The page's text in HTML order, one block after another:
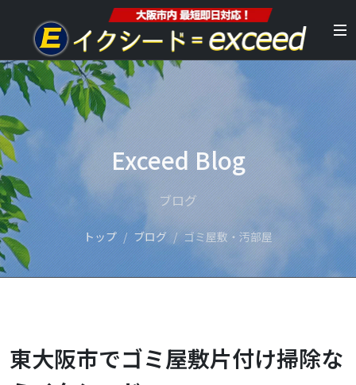
Exceed Blog
ブログ
トップ ブログ ゴミ屋敷・汚部屋
東大阪市でゴミ屋敷片付け掃除な